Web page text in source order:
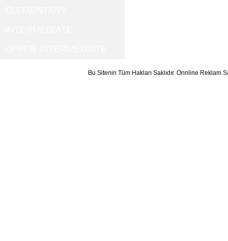
Bu Sitenin Tüm Hakları Saklıdır. Onnline